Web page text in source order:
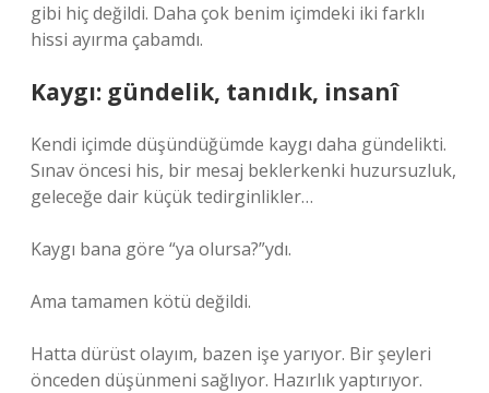
gibi hiç değildi. Daha çok benim içimdeki iki farklı
hissi ayırma çabamdı.
Kaygı: gündelik, tanıdık, insanî
Kendi içimde düşündüğümde kaygı daha gündelikti.
Sınav öncesi his, bir mesaj beklerkenki huzursuzluk,
geleceğe dair küçük tedirginlikler…
Kaygı bana göre “ya olursa?”ydı.
Ama tamamen kötü değildi.
Hatta dürüst olayım, bazen işe yarıyor. Bir şeyleri
önceden düşünmeni sağlıyor. Hazırlık yaptırıyor.